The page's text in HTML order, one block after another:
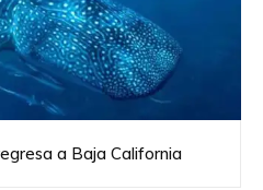
a Baja California